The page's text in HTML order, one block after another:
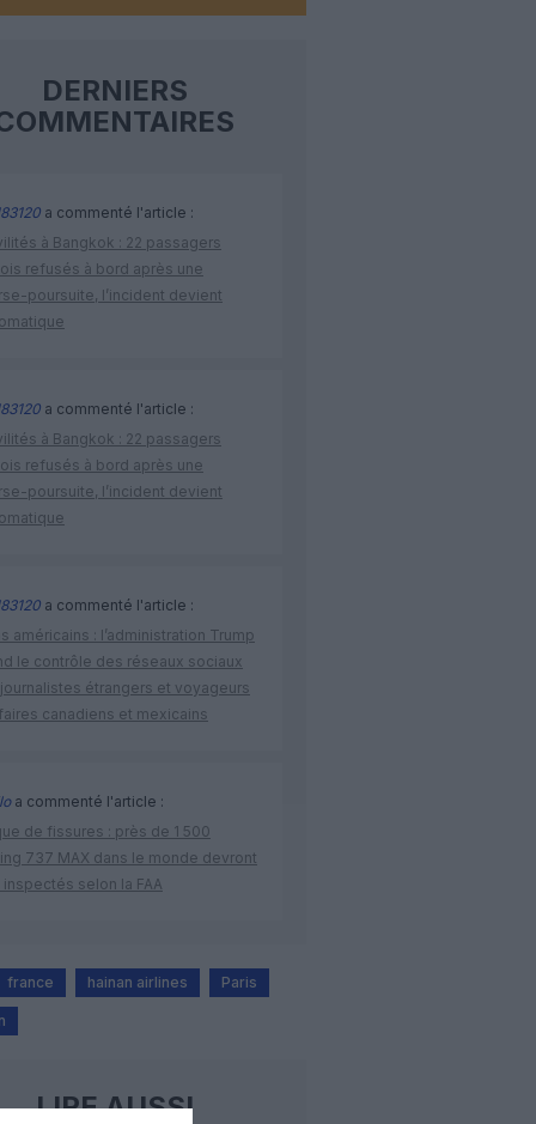
DERNIERS
a commenté l'article :
à Bangkok : 22 passagers
refusés à bord après une
poursuite, l’incident devient
a commenté l'article :
à Bangkok : 22 passagers
refusés à bord après une
poursuite, l’incident devient
a commenté l'article :
américains : l’administration Trump
le contrôle des réseaux sociaux
étrangers et voyageurs
canadiens et mexicains
a commenté l'article :
de fissures : près de 1 500
737 MAX dans le monde devront
inspectés selon la FAA
france hainan airlines Paris
LIRE AUSSI